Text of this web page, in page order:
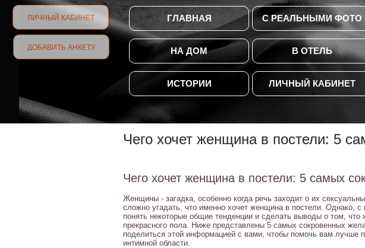
ЛИЧНЫЙ КАБИНЕТ
ДОБАВИТЬ АНКЕТУ
ГЛАВНАЯ С РЕАЛЬНЫМИ ФОТО
НА ДОМ В ОТЕЛЬ
ИСТОРИИ ЛИЧНЫЙ КАБИНЕТ
Чего хочет женщина в постели: 5
Чего хочет женщина в постели: 5 самых
Женщины - загадка, особенно когда речь заходит о их
сложно угадать, что именно хочет женщина в постели. Однако,
понять некоторые общие тенденции и сделать выводы о том, что
прекрасного пола. Ниже представлены 5 самых сокровенных
поделиться этой информацией с вами, чтобы помочь вам лучше
интимной области.